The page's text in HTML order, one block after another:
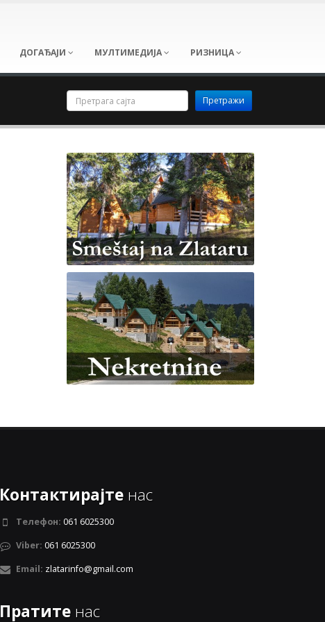
ДОГАЂАЈИ МУЛТИМЕДИЈА РИЗНИЦА
Контактирајте нас
Телефон: 061 6025300
Viber: 061 6025300
Email: zlatarinfo@gmail.com
Пратите нас